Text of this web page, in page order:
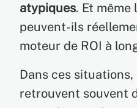
atypiques. Et même
peuvent-ils
moteur de ROI à
Dans ces
retrouvent souvent